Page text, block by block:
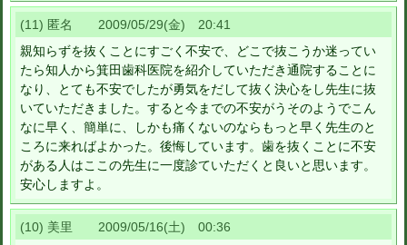
(11) 匿名 2009/05/29(金) 20:41
親知らずを抜くことにすごく不安で、どこで抜こうか迷ってい
たら知人から箕田歯科医院を紹介していただき通院することに
なり、とても不安でしたが勇気をだして抜く決心をし先生に抜
いていただきました。すると今までの不安がうそのようでこん
なに早く、簡単に、しかも痛くないのならもっと早く先生のと
ころに来ればよかった。後悔しています。歯を抜くことに不安
がある人はここの先生に一度診ていただくと良いと思います。
安心しますよ。
(10) 美里 2009/05/16(土) 00:36